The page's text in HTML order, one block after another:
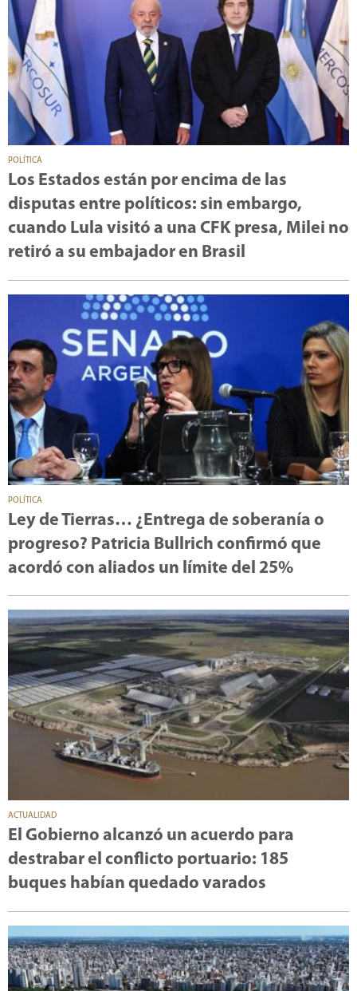
POLÍTICA
Los Estados están por encima de las
disputas entre políticos: sin embargo,
cuando Lula visitó a una CFK presa, Milei no
retiró a su embajador en Brasil
POLÍTICA
Ley de Tierras… ¿Entrega de soberanía o
progreso? Patricia Bullrich confirmó que
acordó con aliados un límite del 25%
ACTUALIDAD
El Gobierno alcanzó un acuerdo para
destrabar el conflicto portuario: 185
buques habían quedado varados